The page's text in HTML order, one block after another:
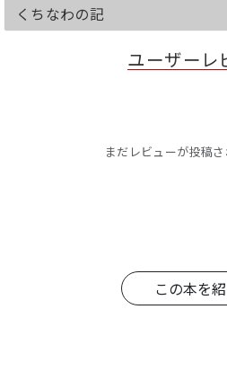
くちなわの記
ユーザーレ
まだレビューが投稿
この本を